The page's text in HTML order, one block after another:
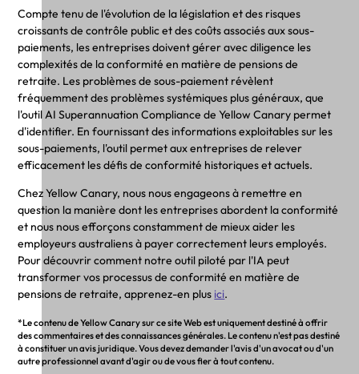
Compte tenu de l'évolution de la législation et des risques
croissants de contrôle public et des coûts associés aux sous-
paiements, les entreprises doivent gérer avec diligence les
complexités de la conformité en matière de pensions de
retraite. Les problèmes de sous-paiement révèlent
fréquemment des problèmes systémiques plus généraux, que
l'outil AI Superannuation Compliance de Yellow Canary permet
d'identifier. En fournissant des informations exploitables sur les
sous-paiements, l'outil permet aux entreprises de relever
efficacement les défis de conformité historiques et actuels.
Chez Yellow Canary, nous nous engageons à remettre en
question la manière dont les entreprises abordent la conformité
et nous nous efforçons constamment de mieux aider les
employeurs australiens à payer correctement leurs employés.
Pour découvrir comment notre outil piloté par l'IA peut
transformer vos processus de conformité en matière de
pensions de retraite, apprenez-en plus ici.
*Le contenu de Yellow Canary sur ce site Web est uniquement destiné à offrir
des commentaires et des connaissances générales. Le contenu n'est pas destiné
à constituer un avis juridique. Vous devez demander l'avis d'un avocat ou d'un
autre professionnel avant d'agir ou de vous fier à tout contenu.